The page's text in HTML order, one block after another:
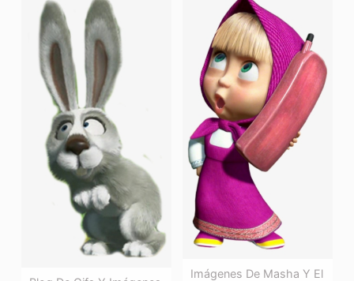
Imágenes De Masha Y El